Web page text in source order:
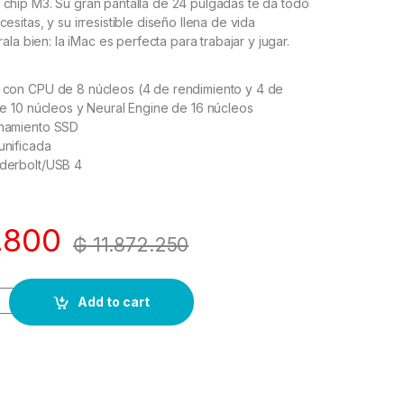
M3. Su gran pantalla de 24 pulgadas te da todo
y su irresistible diseño llena de vida
bien: la iMac es perfecta para trabajar y jugar.
CPU de 8 núcleos (4 de rendimiento y 4 de
10 núcleos y Neural Engine de 16 núcleos
SSD
USB 4
₲11.872.250
Add to cart